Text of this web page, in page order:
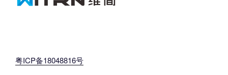
粤ICP备18048816号